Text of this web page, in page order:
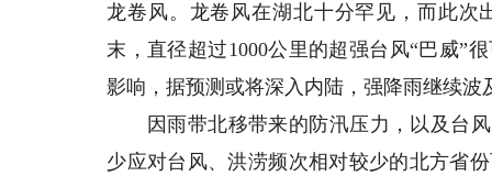
龙卷风。龙卷风在湖北十分罕见，而此次
末，直径超过1000公里的超强台风“巴威”
影响，据预测或将深入内陆，强降雨继续
因雨带北移带来的防汛压力，以及台风
少应对台风、洪涝频次相对较少的北方省